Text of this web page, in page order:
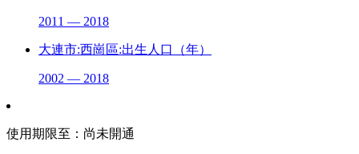
2011 — 2018
大連市:西崗區:出生人口（年）
2002 — 2018
使用期限至： 尚未開通